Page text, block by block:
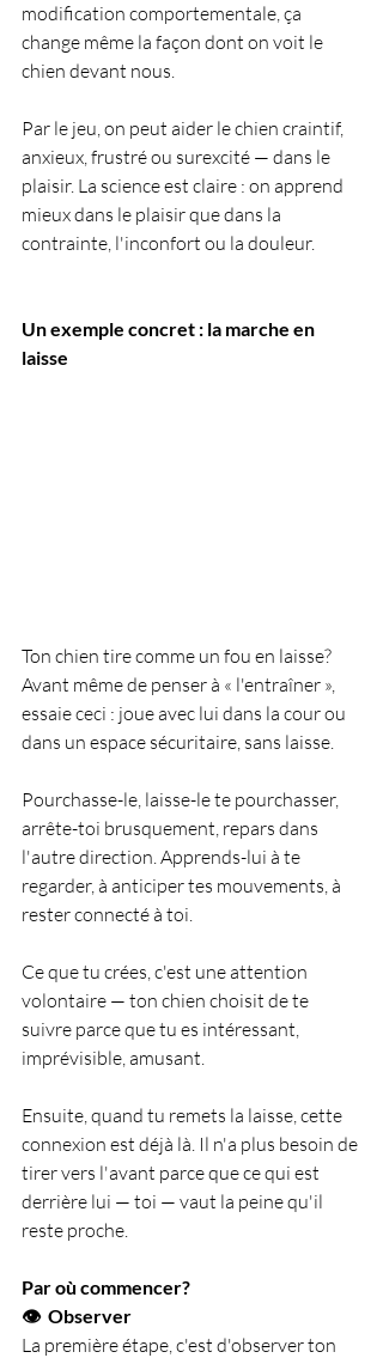
modification comportementale, ça
change même la façon dont on voit le
chien devant nous.
Par le jeu, on peut aider le chien craintif,
anxieux, frustré ou surexcité — dans le
plaisir. La science est claire : on apprend
mieux dans le plaisir que dans la
contrainte, l'inconfort ou la douleur.
Un exemple concret : la marche en
laisse
Ton chien tire comme un fou en laisse?
Avant même de penser à « l'entraîner »,
essaie ceci : joue avec lui dans la cour ou
dans un espace sécuritaire, sans laisse.
Pourchasse-le, laisse-le te pourchasser,
arrête-toi brusquement, repars dans
l'autre direction. Apprends-lui à te
regarder, à anticiper tes mouvements, à
rester connecté à toi.
Ce que tu crées, c'est une attention
volontaire — ton chien choisit de te
suivre parce que tu es intéressant,
imprévisible, amusant.
Ensuite, quand tu remets la laisse, cette
connexion est déjà là. Il n'a plus besoin de
tirer vers l'avant parce que ce qui est
derrière lui — toi — vaut la peine qu'il
reste proche.
Par où commencer?
👁️  Observer
La première étape, c'est d'observer ton